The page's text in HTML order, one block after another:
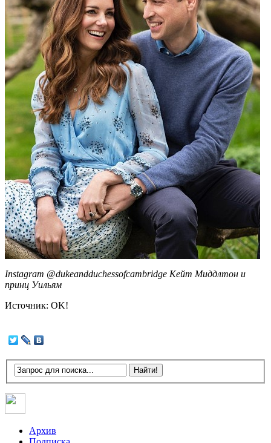
Instagram @dukeandduchessofcambridge Кейт Миддлтон и
принц Уильям
Источник: OK!
Архив